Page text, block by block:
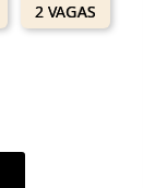
2 VAGAS